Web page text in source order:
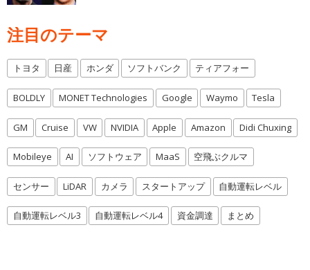
注目のテーマ
トヨタ 日産 ホンダ ソフトバンク ティアフォー
BOLDLY MONET Technologies Google Waymo Tesla
GM Cruise VW NVIDIA Apple Amazon Didi Chuxing
Mobileye AI ソフトウェア MaaS 空飛ぶクルマ
センサー LiDAR カメラ スタートアップ 自動運転レベル
自動運転レベル3 自動運転レベル4 資金調達 まとめ